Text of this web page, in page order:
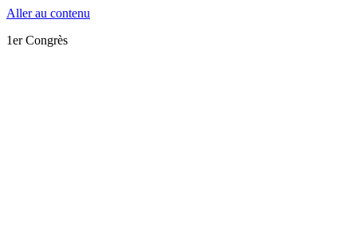
Aller au contenu
1er Congrès